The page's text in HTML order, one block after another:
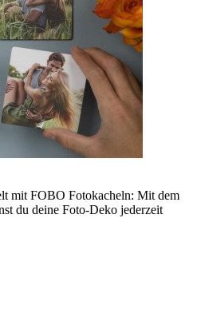
mit FOBO Fotokacheln: Mit dem
du deine Foto-Deko jederzeit